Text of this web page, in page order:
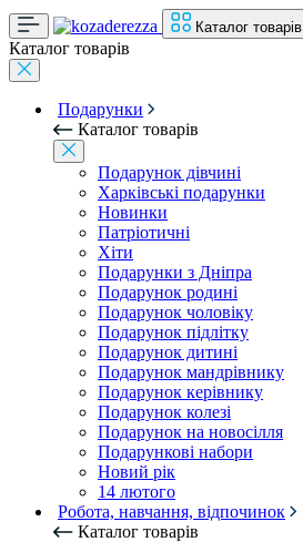
Каталог товарів
Каталог товарів
Подарунки
Каталог товарів
Подарунок дівчині
Харківські подарунки
Новинки
Патріотичні
Хіти
Подарунки з Дніпра
Подарунок родині
Подарунок чоловіку
Подарунок підлітку
Подарунок дитині
Подарунок мандрівнику
Подарунок керівнику
Подарунок колезі
Подарунок на новосілля
Подарункові набори
Новий рік
14 лютого
Робота, навчання, відпочинок
Каталог товарів